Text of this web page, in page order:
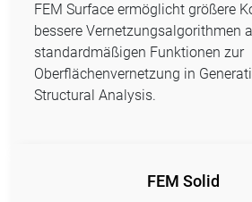
FEM Surface ermöglicht größere
bessere Vernetzungsalgorithmen
standardmäßigen Funktionen zur
Oberflächenvernetzung in
Structural Analysis.
FEM Solid